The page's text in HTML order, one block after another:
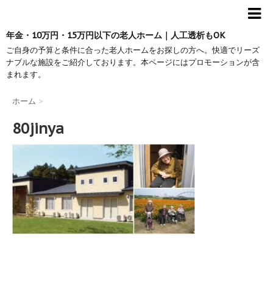
年金・10万円・15万円以下の老人ホーム｜人工透析もOK
ご自身の予算と条件に合った老人ホームをお探しの方へ。快適でリーズ
ナブルな施設をご紹介しております。本ページにはプロモーションが含
まれます。
ホーム >
80jinya